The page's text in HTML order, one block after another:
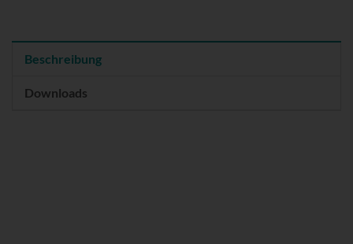
Beschreibung
Downloads